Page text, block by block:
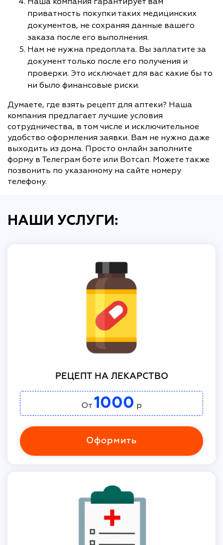
приватность покупки таких медицинских
документов, не сохраняя данные вашего
заказа после его выполнения.
Нам не нужна предоплата. Вы заплатите за
документ только после его получения и
проверки. Это исключает для вас какие бы то
ни было финансовые риски.
Думаете, где взять рецепт для аптеки? Наша
компания предлагает лучшие условия
сотрудничества, в том числе и исключительное
удобство оформления заявки. Вам не нужно даже
выходить из дома. Просто онлайн заполните
форму в Телеграм боте или Вотсап. Можете также
позвонить по указанному на сайте номеру
телефону.
НАШИ УСЛУГИ:
РЕЦЕПТ НА ЛЕКАРСТВО
От 1000 р
Оформить